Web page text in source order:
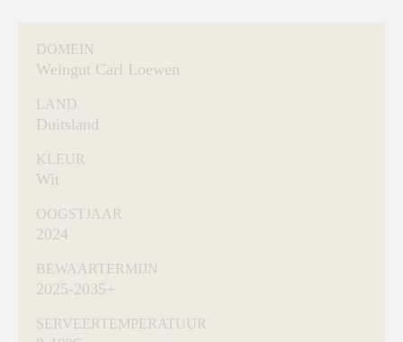
DOMEIN
Weingut Carl Loewen
LAND
Duitsland
KLEUR
Wit
OOGSTJAAR
2024
BEWAARTERMIJN
2025-2035+
SERVEERTEMPERATUUR